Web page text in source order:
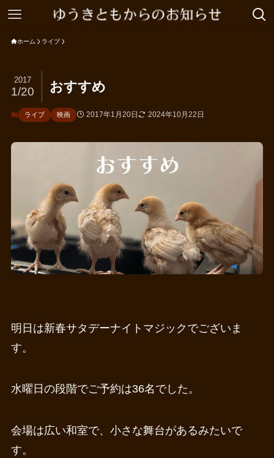
ホーム ライブ
おすすめ
2017
1/20
ライブ 映画 2017年1月20日 2024年10月22日
明日は新春サタデーナイトマジックでございま
す。
水曜日の段階でご予約は36名でした。
会場は広い和室で、小さな舞台があるみたいで
す。